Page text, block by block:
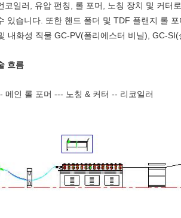
일러, 유압 펀칭, 롤 포머, 노칭 장치 및 커터
있습니다. 또한 핸드 폴더 및 TDF 플랜지 롤
내화성 직물 GC-PV(폴리에스터 비닐), GC-
흐름
인 롤 포머 --- 노칭 & 커터 -- 리코일러